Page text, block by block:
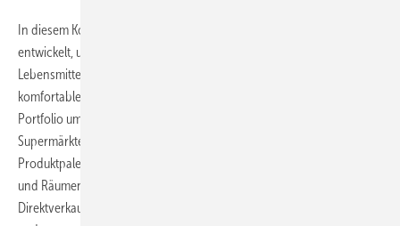
In diesem Kontext haben sich Kühlregale zu einem wichtigen Element
entwickelt, um eine Qualitätssicherung und Konservierung der
Lebensmittel zu gewährleisten, während gleichzeitig attraktive und
komfortable Räume für Kunden geschaffen werden. Das AHT CO
Portfolio umfasst dabei eine Auswahl an Kühlregalen, die speziell für
Supermärkte und Lebensmittelgeschäfte konzipiert wurden. Die
Produktpalette umfasst Lösungen für alle Arten von Anforderungen
und Räumen und beinhaltet verschiedene Arten von Möbeln für den
Direktverkauf mit Optionen und Zubehör.